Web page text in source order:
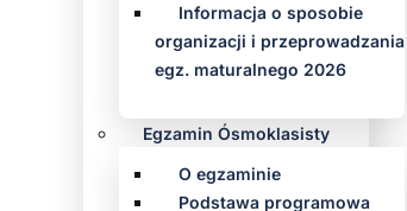
Informacja o sposobie
organizacji i przeprowadzania
egz. maturalnego 2026
Egzamin Ósmoklasisty
O egzaminie
Podstawa programowa